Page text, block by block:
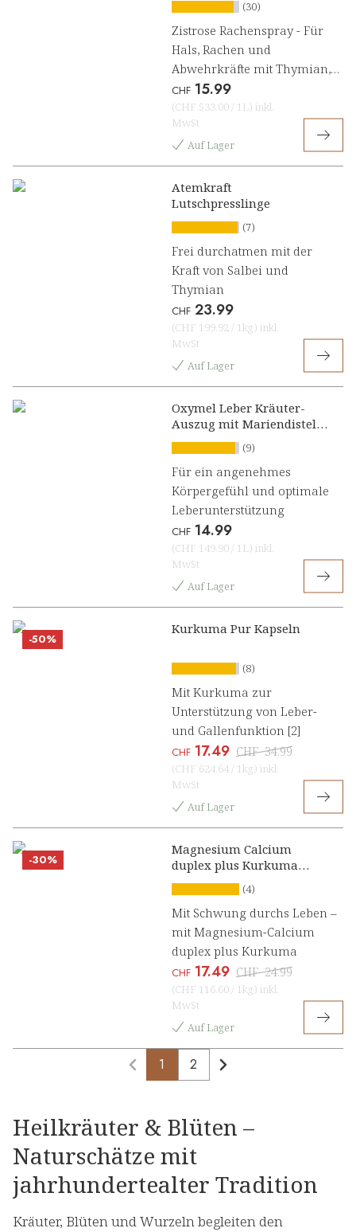
(30)
Zistrose Rachenspray - Für
Hals, Rachen und
Abwehrkräfte mit Thymian,
Salbei und Vitamin C
CHF 15.99
(CHF 533.00 / 1L) inkl.
MwSt
Auf Lager
Atemkraft
Lutschpresslinge
(7)
Frei durchatmen mit der
Kraft von Salbei und
Thymian
CHF 23.99
(CHF 199.92 / 1kg) inkl.
MwSt
Auf Lager
Oxymel Leber Kräuter-
Auszug mit Mariendistel,
Artischocke und
Löwenzahn (9)
Für ein angenehmes
Körpergefühl und optimale
Leberunterstützung
CHF 14.99
(CHF 149.90 / 1L) inkl.
MwSt
Auf Lager
-50%
Kurkuma Pur Kapseln
(8)
Mit Kurkuma zur
Unterstützung von Leber-
und Gallenfunktion [2]
CHF 17.49 CHF 34.99
(CHF 624.64 / 1kg) inkl.
MwSt
Auf Lager
-30%
Magnesium Calcium
duplex plus Kurkuma
Presslinge
(4)
Mit Schwung durchs Leben –
mit Magnesium-Calcium
duplex plus Kurkuma
CHF 17.49 CHF 24.99
(CHF 116.60 / 1kg) inkl.
MwSt
Auf Lager
1 2
Heilkräuter & Blüten –
Naturschätze mit
jahrhundertealter Tradition
Kräuter, Blüten und Wurzeln begleiten den